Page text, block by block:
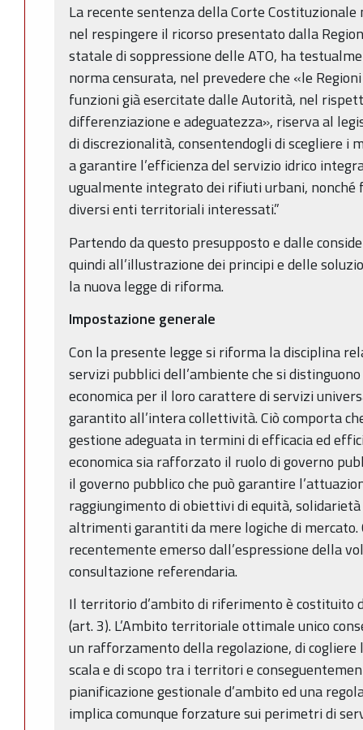
La recente sentenza della Corte
nel respingere il ricorso presentato dalla
statale di soppressione delle ATO, ha
norma censurata, nel prevedere che «le
funzioni già esercitate dalle Autorità, nel
differenziazione e adeguatezza», riserva al
di discrezionalità, consentendogli di scegliere i
a garantire l’efficienza del servizio idrico
ugualmente integrato dei rifiuti urbani, nonché
diversi enti territoriali interessati.”
Partendo da questo presupposto e dalle
quindi all’illustrazione dei principi e delle
la nuova legge di riforma.
Impostazione generale
Con la presente legge si riforma la disciplina
servizi pubblici dell’ambiente che si
economica per il loro carattere di servizi
garantito all’intera collettività. Ciò comporta
gestione adeguata in termini di efficacia ed
economica sia rafforzato il ruolo di governo
il governo pubblico che può garantire
raggiungimento di obiettivi di equità,
altrimenti garantiti da mere logiche di mercato.
recentemente emerso dall’espressione della
consultazione referendaria.
Il territorio d’ambito di riferimento è costituito
(art. 3). L’Ambito territoriale ottimale unico
un rafforzamento della regolazione, di cogliere
scala e di scopo tra i territori e
pianificazione gestionale d’ambito ed una
implica comunque forzature sui perimetri di